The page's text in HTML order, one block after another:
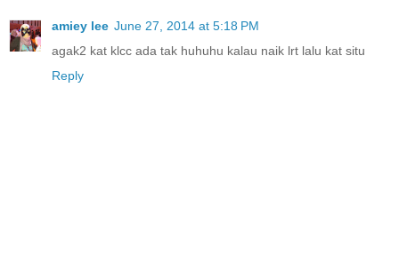
amiey lee June 27, 2014 at 5:18 PM
agak2 kat klcc ada tak huhuhu kalau naik lrt lalu kat situ
Reply